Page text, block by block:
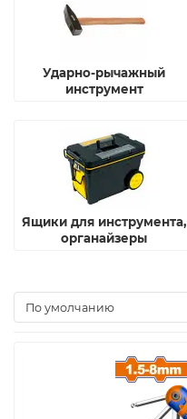
Ударно-рычажный
инструмент
Ящики для инструмента,
органайзеры